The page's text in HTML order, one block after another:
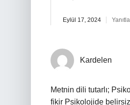
Eylül 17, 2024 Yanıtla
Kardelen
Metnin dili tutarlı;
fikir Psikolojide